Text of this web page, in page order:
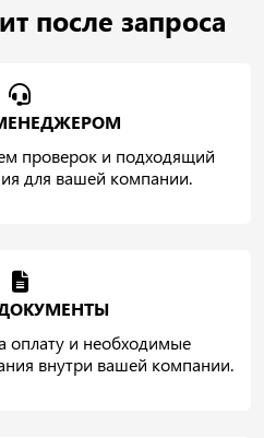
после запроса
проверок и подходящий
для вашей компании.
оплату и необходимые
внутри вашей компании.